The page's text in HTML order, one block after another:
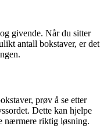
givende. Når du sitter
antall bokstaver, er det
prøv å se etter
Dette kan hjelpe
nærmere riktig løsning.